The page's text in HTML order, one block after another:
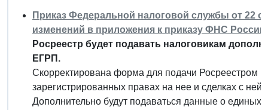
Приказ Федеральной налоговой службы от 22
изменений в приложения к приказу ФНС России
Росреестр будет подавать налоговикам
ЕГРП.
Скорректирована форма для подачи Росреестром
зарегистрированных правах на нее и сделках с ней
Дополнительно будут подаваться данные о